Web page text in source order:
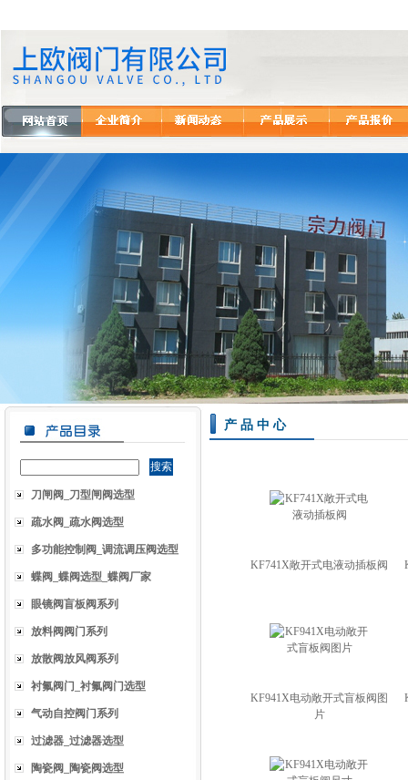
刀闸阀_刀型闸阀选型
疏水阀_疏水阀选型
多功能控制阀_调流调压阀选型
蝶阀_蝶阀选型_蝶阀厂家
眼镜阀盲板阀系列
放料阀阀门系列
放散阀放风阀系列
衬氟阀门_衬氟阀门选型
气动自控阀门系列
过滤器_过滤器选型
陶瓷阀_陶瓷阀选型
产品中心
KF741X敞开式电液动插板阀
KF941X电动敞开式盲板阀图
片